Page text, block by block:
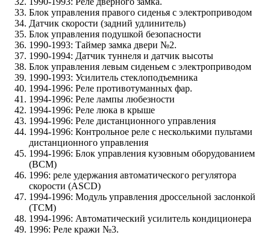
Блок управления правого сиденья с электроприводом
Датчик скорости (задний удлинитель)
Блок управления подушкой безопасности
1990-1993: Таймер замка двери №2.
1990-1994: Датчик туннеля и датчик высоты
Блок управления левым сиденьем с электроприводом
1990-1993: Усилитель стеклоподъемника
1994-1996: Реле противотуманных фар.
1994-1996: Реле лампы любезности
1994-1996: Реле люка в крыше
1994-1996: Реле дистанционного управления
1994-1996: Контрольное реле с несколькими пультами
дистанционного управления
1994-1996: Блок управления кузовным оборудованием
(BCM)
1996: реле удержания автоматического регулятора
скорости (ASCD)
1994-1996: Модуль управления дроссельной заслонкой
(TCM)
1994-1996: Автоматический усилитель кондиционера
1996: Реле кражи №3.